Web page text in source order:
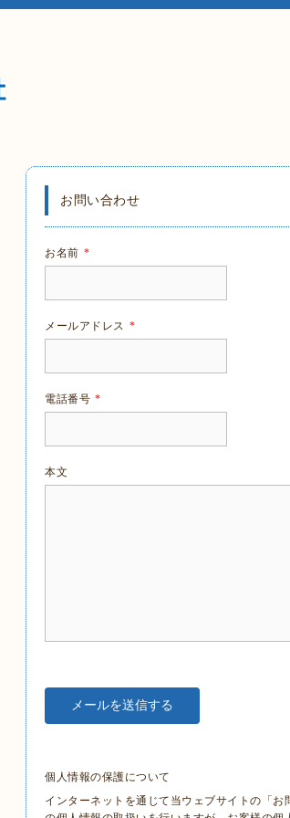
お問い合わせ
お名前 *
メールアドレス *
電話番号 *
本文
個人情報の保護について
インターネットを通じて当ウェブサイトの「